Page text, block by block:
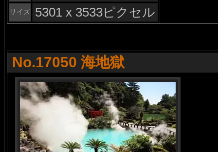
サイズ 5301 x 3533ピクセル
No.17050 海地獄